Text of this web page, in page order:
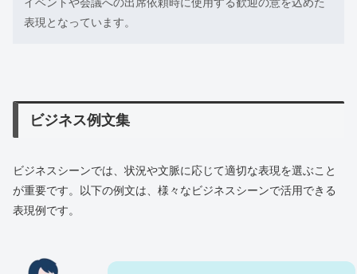
表現となっています。
ビジネス例文集
ビジネスシーンでは、状況や文脈に応じて適切な表現を選ぶこと
が重要です。以下の例文は、様々なビジネスシーンで活用できる
表現例です。